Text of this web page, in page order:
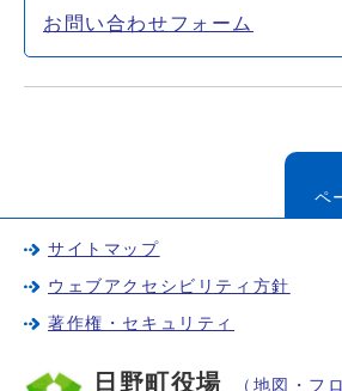
お問い合わせフォーム
ペ
サイトマップ
ウェブアクセシビリティ方針
著作権・セキュリティ
日野町役場 （地図・フ